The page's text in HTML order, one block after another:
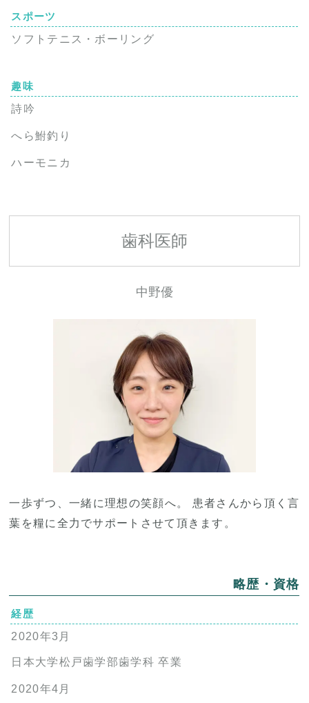
スポーツ
ソフトテニス・ボーリング
趣味
詩吟
へら鮒釣り
ハーモニカ
歯科医師
中野優
一歩ずつ、一緒に理想の笑顔へ。 患者さんから頂く言
葉を糧に全力でサポートさせて頂きます。
略歴・資格
経歴
2020年3月
日本大学松戸歯学部歯学科 卒業
2020年4月